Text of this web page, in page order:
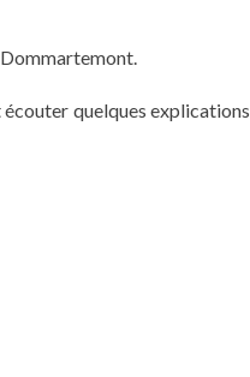
Dommartemont.
quelques explications